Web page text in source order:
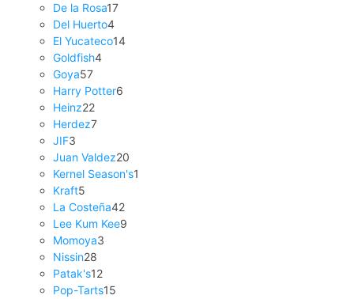
De la Rosa17
Del Huerto4
El Yucateco14
Goldfish4
Goya57
Harry Potter6
Heinz22
Herdez7
JIF3
Juan Valdez20
Kernel Season's1
Kraft5
La Costeña42
Lee Kum Kee9
Momoya3
Nissin28
Patak's12
Pop-Tarts15